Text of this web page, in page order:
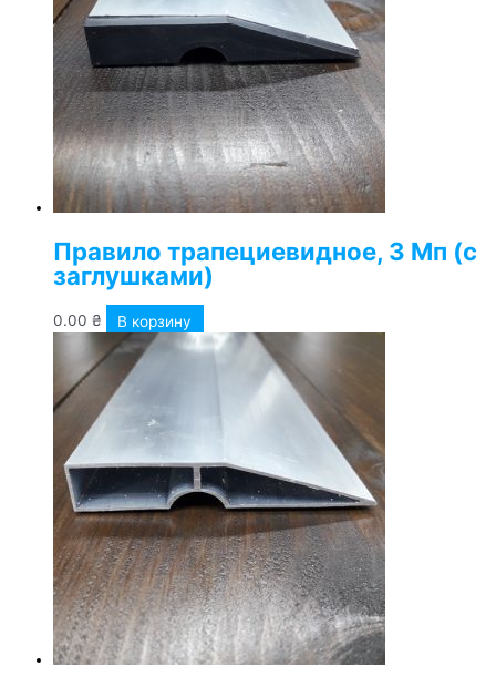
Правило трапециевидное, 3 Мп (с
заглушками)
0.00 ₴ В корзину